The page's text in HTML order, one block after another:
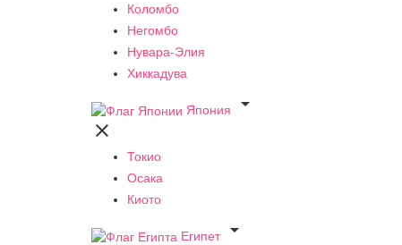
Коломбо
Негомбо
Нувара-Элия
Хиккадува
Япония


Токио
Осака
Киото
Египет
